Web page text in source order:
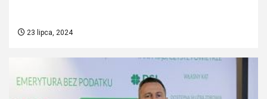
23 lipca, 2024